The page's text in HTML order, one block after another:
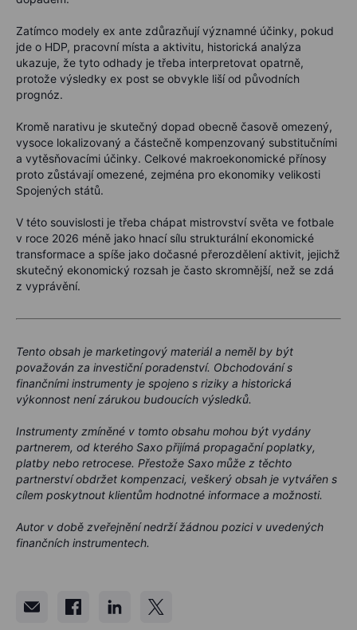
Zatímco modely ex ante zdůrazňují významné účinky, pokud
jde o HDP, pracovní místa a aktivitu, historická analýza
ukazuje, že tyto odhady je třeba interpretovat opatrně,
protože výsledky ex post se obvykle liší od původních
prognóz.
Kromě narativu je skutečný dopad obecně časově omezený,
vysoce lokalizovaný a částečně kompenzovaný substitučními
a vytěsňovacími účinky. Celkové makroekonomické přínosy
proto zůstávají omezené, zejména pro ekonomiky velikosti
Spojených států.
V této souvislosti je třeba chápat mistrovství světa ve fotbale
v roce 2026 méně jako hnací sílu strukturální ekonomické
transformace a spíše jako dočasné přerozdělení aktivit, jejichž
skutečný ekonomický rozsah je často skromnější, než se zdá
z vyprávění.
Tento obsah je marketingový materiál a neměl by být
považován za investiční poradenství. Obchodování s
finančními instrumenty je spojeno s riziky a historická
výkonnost není zárukou budoucích výsledků.
Instrumenty zmíněné v tomto obsahu mohou být vydány
partnerem, od kterého Saxo přijímá propagační poplatky,
platby nebo retrocese. Přestože Saxo může z těchto
partnerství obdržet kompenzaci, veškerý obsah je vytvářen s
cílem poskytnout klientům hodnotné informace a možnosti.
Autor v době zveřejnění nedrží žádnou pozici v uvedených
finančních instrumentech.